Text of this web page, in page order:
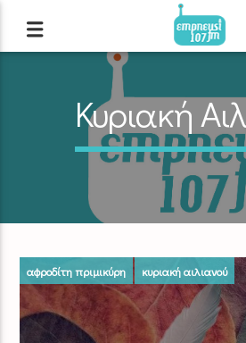
Κυριακή
αφροδίτη πριμικύρη κυριακή αιλιανού